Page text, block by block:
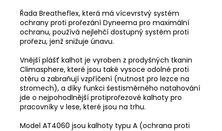
Řada Breatheflex, která má vícevrstvý systém
ochrany proti prořezání Dyneema pro maximální
ochranu, používá nejlehčí dostupný systém proti
prořezu, jenž snižuje únavu.
Vnější plášť kalhot je vyroben z prodyšných tkanin
Climasphere, které jsou také vysoce odolné proti
otěru a zabraňují vzpříčení (nutnost pro lezce na
stromech), a díky funkci šestisměrného natahování
jde o nejpohodlnější protiprořezové kalhoty pro
pracovníky v lese, které jsou na trhu.
Model AT4060 jsou kalhoty typu A (ochrana proti